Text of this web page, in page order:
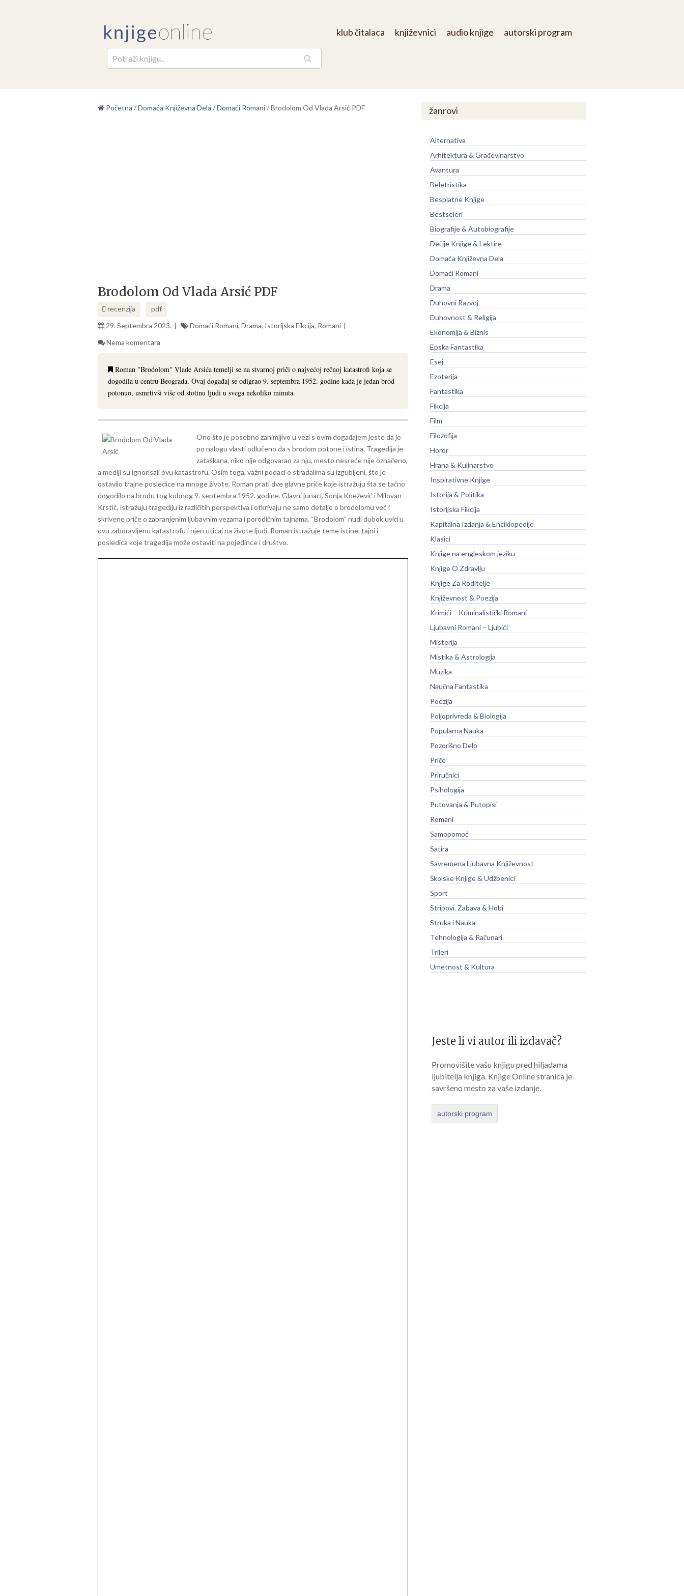
klub čitalaca književnici audio knjige autorski program
Početna /Domaća Književna Dela /Domaći Romani/Brodolom Od Vlada Arsić PDF
Brodolom Od Vlada Arsić PDF
recenzija
pdf
29. Septembra 2023.
Domaći Romani, Drama, Istorijska Fikcija, Romani
Nema komentara
Roman "Brodolom" Vlade Arsića temelji se na stvarnoj priči o najvećoj rečnoj katastrofi koja se
dogodila u centru Beograda. Ovaj događaj se odigrao 9. septembra 1952. godine kada je jedan brod
potonuo, usmrtivši više od stotinu ljudi u svega nekoliko minuta.
Ono što je posebno zanimljivo u vezi s ovim događajem jeste da je
po nalogu vlasti odlučeno da s brodom potone i istina. Tragedija je
zataškana, niko nije odgovarao za nju, mesto nesreće nije označeno,
a mediji su ignorisali ovu katastrofu. Osim toga, važni podaci o stradalima su izgubljeni, što je
ostavilo trajne posledice na mnoge živote. Roman prati dve glavne priče koje istražuju šta se tačno
dogodilo na brodu tog kobnog 9. septembra 1952. godine. Glavni junaci, Sonja Knežević i Milovan
Krstić, istražuju tragediju iz različitih perspektiva i otkrivaju ne samo detalje o brodolomu već i
skrivene priče o zabranjenim ljubavnim vezama i porodičnim tajnama. “Brodolom” nudi dubok uvid u
ovu zaboravljenu katastrofu i njen uticaj na živote ljudi. Roman istražuje teme istine, tajni i
posledica koje tragedija može ostaviti na pojedince i društvo.
žanrovi
Alternativa
Arhitektura & Građevinarstvo
Avantura
Beletristika
Besplatne Knjige
Bestseleri
Biografije & Autobiografije
Dečije Knjige & Lektire
Domaća Književna Dela
Domaći Romani
Drama
Duhovni Razvoj
Duhovnost & Religija
Ekonomija & Biznis
Epska Fantastika
Esej
Ezoterija
Fantastika
Fikcija
Film
Filozofija
Horor
Hrana & Kulinarstvo
Inspirativne Knjige
Istorija & Politika
Istorijska Fikcija
Kapitalna Izdanja & Enciklopedije
Klasici
Knjige na engleskom jeziku
Knjige O Zdravlju
Knjige Za Roditelje
Književnost & Poezija
Krimići – Kriminalistički Romani
Ljubavni Romani – Ljubići
Misterija
Mistika & Astrologija
Muzika
Naučna Fantastika
Poezija
Poljoprivreda & Biologija
Popularna Nauka
Pozorišno Delo
Priče
Priručnici
Psihologija
Putovanja & Putopisi
Romani
Samopomoć
Satira
Savremena Ljubavna Književnost
Školske Knjige & Udžbenici
Sport
Stripovi, Zabava & Hobi
Struka i Nauka
Tehnologija & Računari
Trileri
Umetnost & Kultura
Jeste li vi autor ili izdavač?
Promovišite vašu knjigu pred hiljadama
ljubitelja knjiga. Knjige Online stranica je
savršeno mesto za vaše izdanje.
autorski program